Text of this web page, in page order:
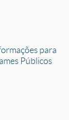
para
Públicos